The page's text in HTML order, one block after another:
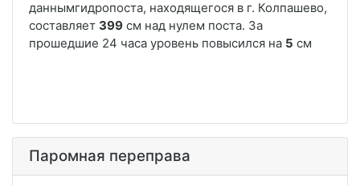
Паромная переправа